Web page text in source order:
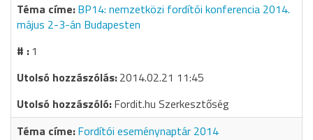
BP14: nemzetközi fordítói konferencia 2014.
május 2-3-án Budapesten
1
2014.02.21 11:45
Fordit.hu Szerkesztőség
Fordítói eseménynaptár 2014